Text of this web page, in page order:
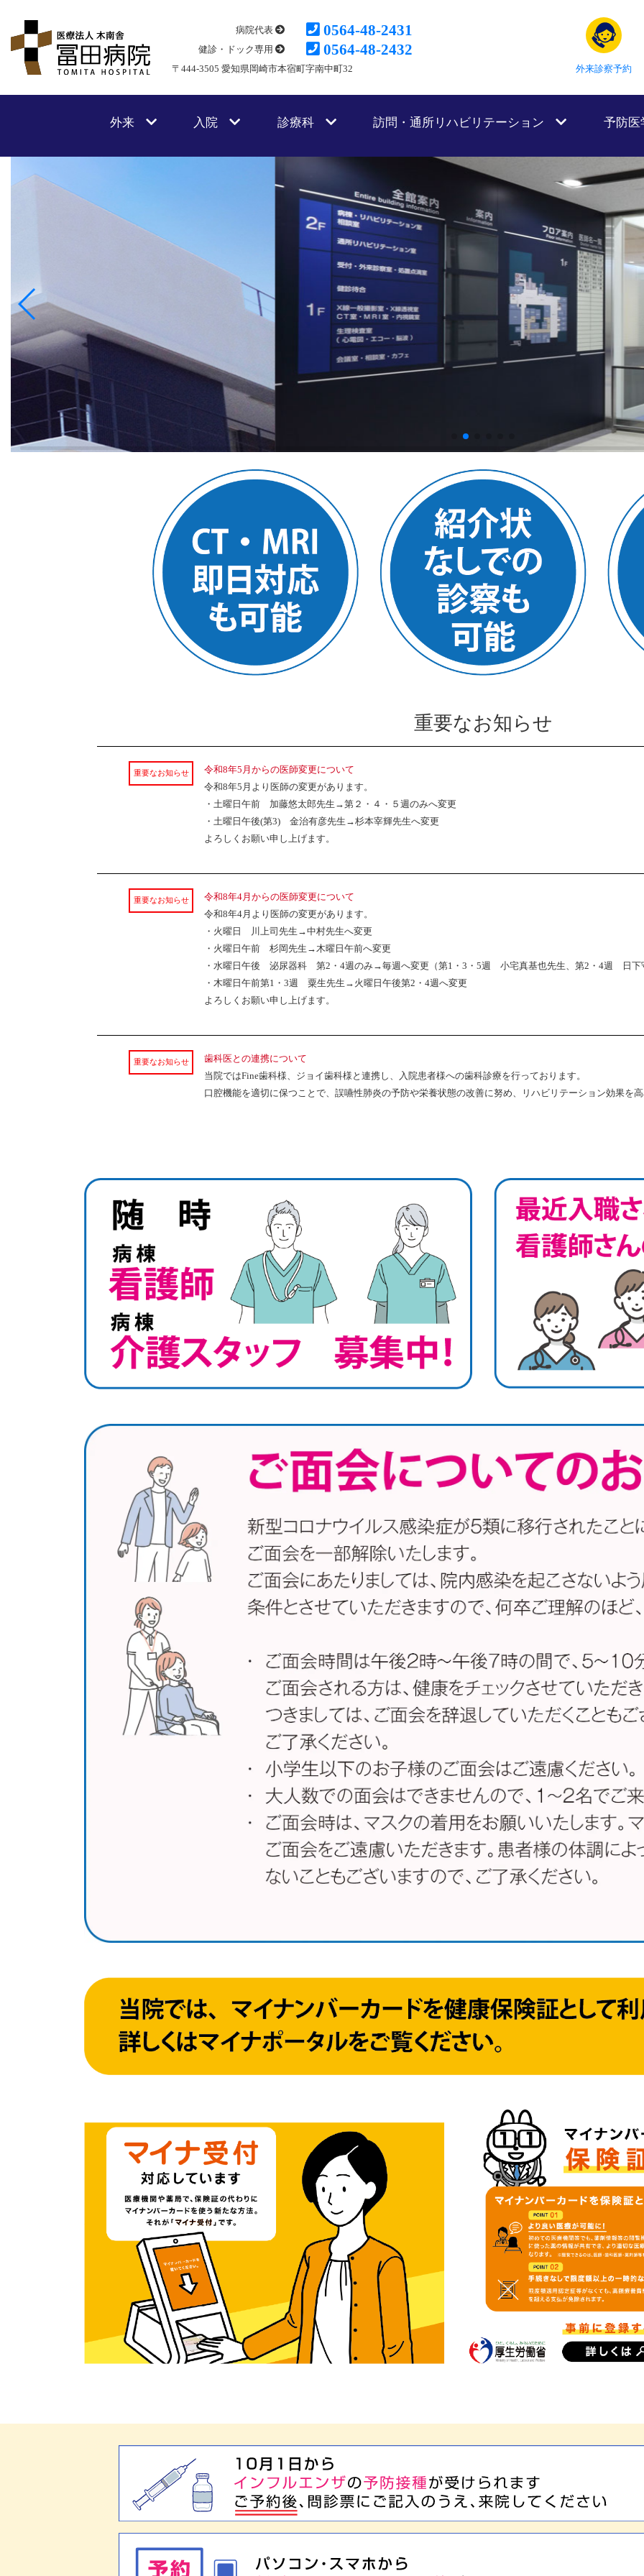
病院代表 0564-48-2431
健診・ドック専用 0564-48-2432
〒444-3505 愛知県岡崎市本宿町字南中町32 外来診察予約
外来 入院 診療科 訪問・通所リハビリテーション 予防医
重要なお知らせ
重要なお知らせ
令和8年5月からの医師変更について
令和8年5月より医師の変更があります。
・土曜日午前 加藤悠太郎先生→第２・４・５週のみへ変更
・土曜日午後(第3) 金治有彦先生→杉本宰輝先生へ変更
よろしくお願い申し上げます。
重要なお知らせ
令和8年4月からの医師変更について
令和8年4月より医師の変更があります。
・火曜日 川上司先生→中村先生へ変更
・火曜日午前 杉岡先生→木曜日午前へ変更
・水曜日午後 泌尿器科 第2・4週のみ→毎週へ変更（第1・3・5週 小宅真基也先生、第2・4週 日下
・木曜日午前第1・3週 粟生先生→火曜日午後第2・4週へ変更
よろしくお願い申し上げます。
重要なお知らせ
歯科医との連携について
当院ではFine歯科様、ジョイ歯科様と連携し、入院患者様への歯科診療を行っております。
口腔機能を適切に保つことで、誤嚥性肺炎の予防や栄養状態の改善に努め、リハビリテーション効果を